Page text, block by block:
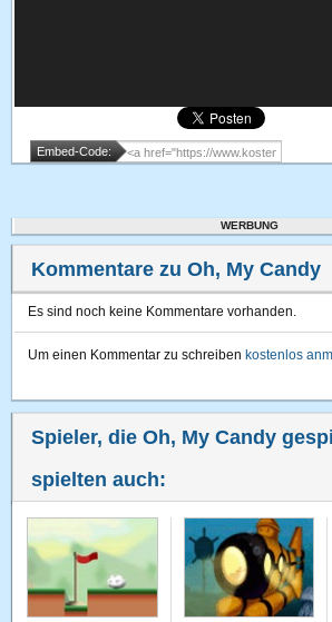
Embed-Code:
WERBUNG
Kommentare zu Oh, My Candy
Es sind noch keine Kommentare vorhanden.
Um einen Kommentar zu schreiben kostenlos
Spieler, die Oh, My Candy
spielten auch: